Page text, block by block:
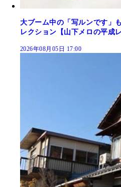
大ブーム中の「写ルンです」
レクション【山下メロの平成
2026年08月05日 17:00